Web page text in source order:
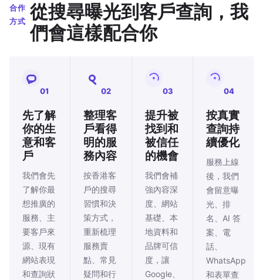
合作
方式 從搜尋曝光到客戶查詢，我
們會這樣配合你
01
先了解
你的生
意和客
戶
我們會先
了解你最
想推廣的
服務、主
要客戶來
源、現有
網站表現
和查詢狀
02
整理客
戶看得
明的服
務內容
按香港客
戶的搜尋
習慣和決
策方式，
重新梳理
服務賣
點、常見
疑問和行
03
提升被
找到和
被信任
的機會
我們會補
強內容深
度、網站
基礎、本
地資料和
品牌可信
度，讓
Google、
04
按真實
查詢持
續優化
服務上線
後，我們
會留意曝
光、排
名、AI 答
案、電
話、
WhatsApp
和表單查